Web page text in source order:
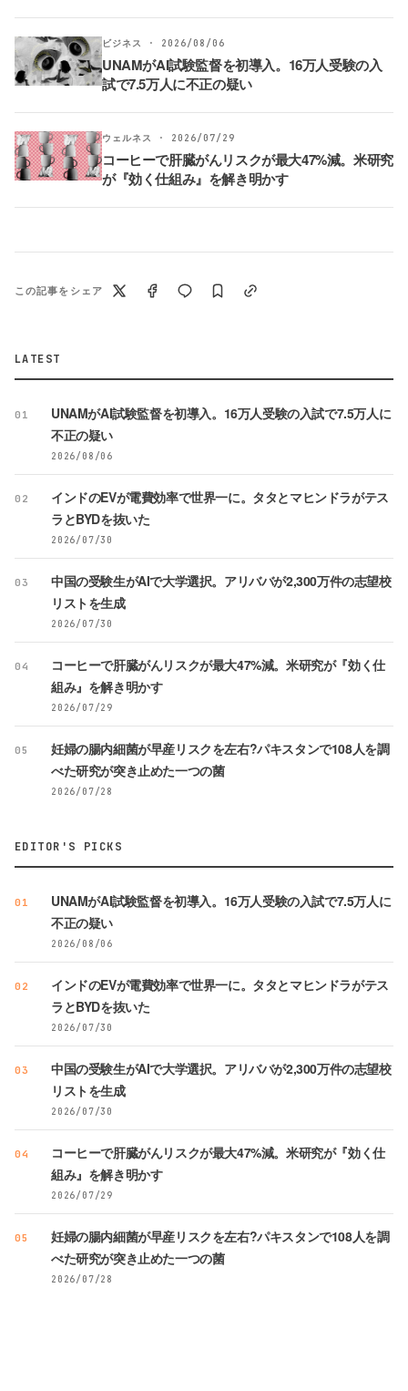
ビジネス · 2026/08/06
UNAMがAI試験監督を初導入。16万人受験の入
試で7.5万人に不正の疑い
ウェルネス · 2026/07/29
コーヒーで肝臓がんリスクが最大47%減。米研究
が『効く仕組み』を解き明かす
この記事をシェア
LATEST
01
UNAMがAI試験監督を初導入。16万人受験の入試で7.5万人に
不正の疑い
2026/08/06
02
インドのEVが電費効率で世界一に。タタとマヒンドラがテス
ラとBYDを抜いた
2026/07/30
03
中国の受験生がAIで大学選択。アリババが2,300万件の志望校
リストを生成
2026/07/30
04
コーヒーで肝臓がんリスクが最大47%減。米研究が『効く仕
組み』を解き明かす
2026/07/29
05
妊婦の腸内細菌が早産リスクを左右?パキスタンで108人を調
べた研究が突き止めた一つの菌
2026/07/28
EDITOR'S PICKS
01
UNAMがAI試験監督を初導入。16万人受験の入試で7.5万人に
不正の疑い
2026/08/06
02
インドのEVが電費効率で世界一に。タタとマヒンドラがテス
ラとBYDを抜いた
2026/07/30
03
中国の受験生がAIで大学選択。アリババが2,300万件の志望校
リストを生成
2026/07/30
04
コーヒーで肝臓がんリスクが最大47%減。米研究が『効く仕
組み』を解き明かす
2026/07/29
05
妊婦の腸内細菌が早産リスクを左右?パキスタンで108人を調
べた研究が突き止めた一つの菌
2026/07/28